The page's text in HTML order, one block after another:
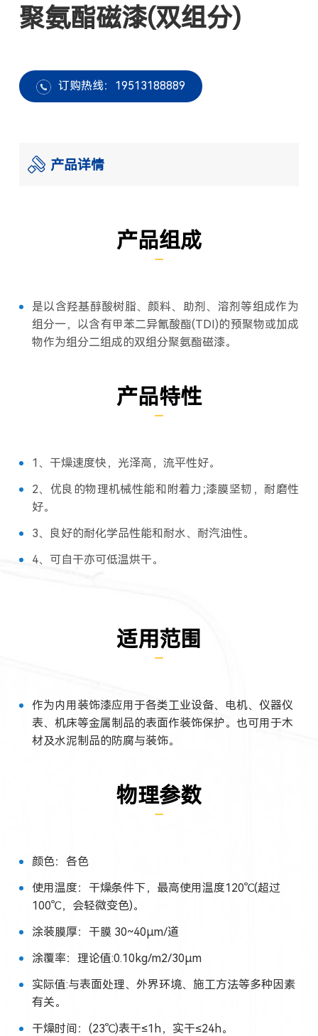
聚氨酯磁漆(双组分)
订购热线：19513188889
产品详情
产品组成
是以含羟基醇酸树脂、颜料、助剂、溶剂等组成作为
组分一，以含有甲苯二异氰酸酯(TDI)的预聚物或加成
物作为组分二组成的双组分聚氨酯磁漆。
产品特性
1、干燥速度快，光泽高，流平性好。
2、优良的物理机械性能和附着力;漆膜坚韧，耐磨性
好。
3、良好的耐化学品性能和耐水、耐汽油性。
4、可自干亦可低温烘干。
适用范围
作为内用装饰漆应用于各类工业设备、电机、仪器仪
表、机床等金属制品的表面作装饰保护。也可用于木
材及水泥制品的防腐与装饰。
物理参数
颜色：各色
使用温度：干燥条件下，最高使用温度120℃(超过
100℃，会轻微变色)。
涂装膜厚：干膜 30~40μm/道
涂覆率：理论值:0.10kg/m2/30μm
实际值:与表面处理、外界环境、施工方法等多种因素
有关。
干燥时间：(23℃)表干≤1h，实干≤24h。